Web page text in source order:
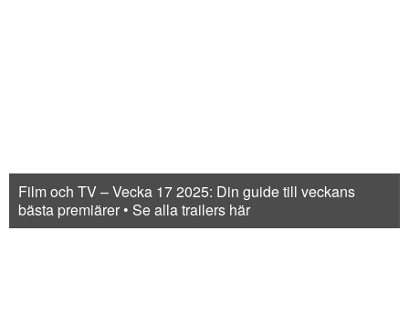
Film och TV – Vecka 17 2025: Din guide till veckans
bästa premiärer • Se alla trailers här